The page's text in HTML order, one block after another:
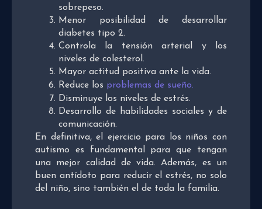
sobrepeso.
Menor posibilidad de desarrollar
diabetes tipo 2.
Controla la tensión arterial y los
niveles de colesterol.
Mayor actitud positiva ante la vida.
Reduce los problemas de sueño.
Disminuye los niveles de estrés.
Desarrollo de habilidades sociales y de
comunicación.
En definitiva, el ejercicio para los niños con
autismo es fundamental para que tengan
una mejor calidad de vida. Además, es un
buen antídoto para reducir el estrés, no solo
del niño, sino también el de toda la familia.